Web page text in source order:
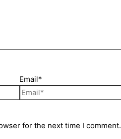
Email*
for the next time I comment.